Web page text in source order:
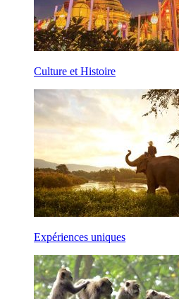
Culture et Histoire
Expériences uniques